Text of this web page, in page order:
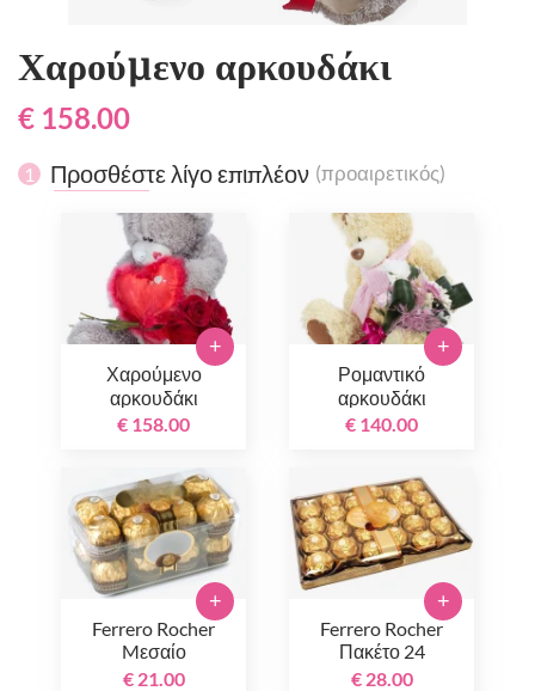
Χαρούμενο αρκουδάκι
€ 158.00
1 Προσθέστε λίγο επιπλέον (προαιρετικός)
Χαρούμενο
αρκουδάκι
€ 158.00
+
Ρομαντικό
αρκουδάκι
€ 140.00
+
Ferrero Rocher
Mεσαίο
€ 21.00
+
Ferrero Rocher
Πακέτο 24
τεμαχίων
€ 28.00
+